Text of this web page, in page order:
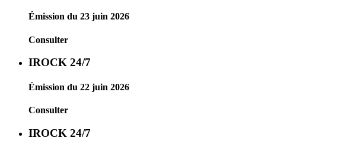
Émission du 23 juin 2026
Consulter
IROCK 24/7
Émission du 22 juin 2026
Consulter
IROCK 24/7